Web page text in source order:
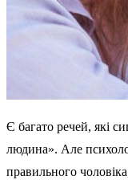
Є багато речей, які
людина». Але
правильного